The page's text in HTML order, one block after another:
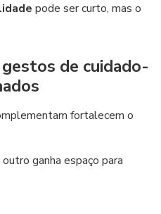
pode ser curto, mas o
de cuidado-
fortalecem o
ganha espaço para